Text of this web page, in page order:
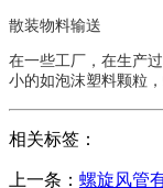
散装物料输送
在一些工厂，在生产
小的如泡沫塑料颗粒
相关标签：
上一条： 螺旋风管